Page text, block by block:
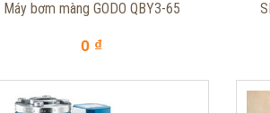
Máy bơm màng GODO QBY3-65
0 ₫